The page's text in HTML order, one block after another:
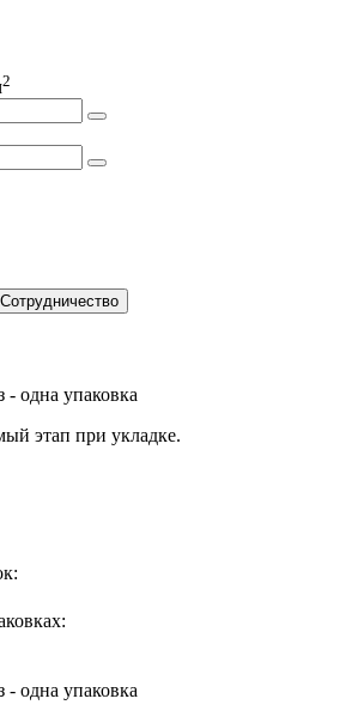
2
Сотрудничество
одна упаковка
этап при укладке.
одна упаковка